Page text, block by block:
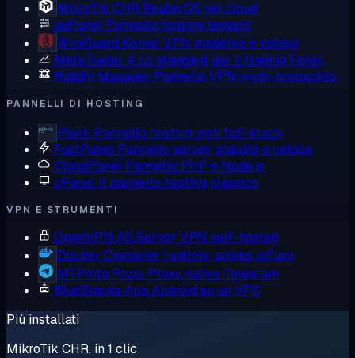
MikroTik CHR RouterOS nel cloud
aaPanel Pannello hosting leggero
WireGuard Kernel VPN moderno e veloce
MetaTrader 4 Lo standard per il trading Forex
Hiddify Manager Pannello VPN multi-protocollo
PANNELLI DI HOSTING
Plesk Pannello hosting web full-stack
FastPanel Pannello server gratuito e veloce
CloudPanel Pannello PHP e Node.js
cPanel Il pannello hosting classico
VPN E STRUMENTI
OpenVPN AS Server VPN self-hosted
Docker Container runtime, pronto all'uso
MTProto Proxy Proxy nativo Telegram
BlueStacks App Android su un VPS
Più installati
MikroTik CHR, in 1 clic